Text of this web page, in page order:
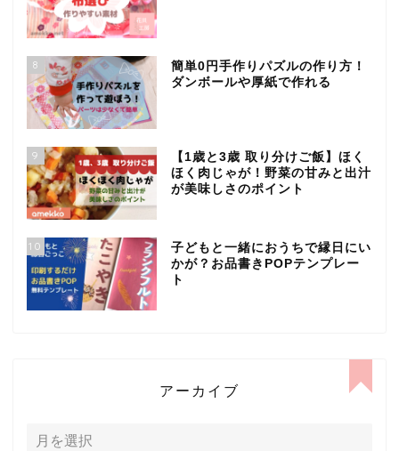
8
簡単0円手作りパズルの作り方！
ダンボールや厚紙で作れる
9
【1歳と3歳 取り分けご飯】ほく
ほく肉じゃが！野菜の甘みと出汁
が美味しさのポイント
10
子どもと一緒におうちで縁日にい
かが？お品書きPOPテンプレー
ト
アーカイブ